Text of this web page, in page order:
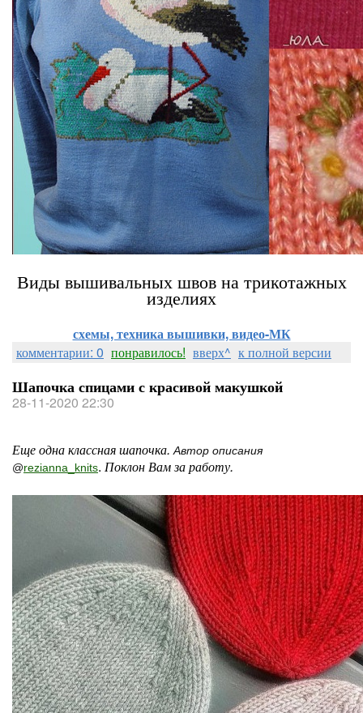
Виды вышивальных швов на трикотажных
изделиях
схемы, техника вышивки, видео-МК
комментарии: 0 понравилось! вверх^ к полной версии
Шапочка спицами с красивой макушкой
28-11-2020 22:30
Еще одна классная шапочка. Автор описания
@rezianna_knits. Поклон Вам за работу.